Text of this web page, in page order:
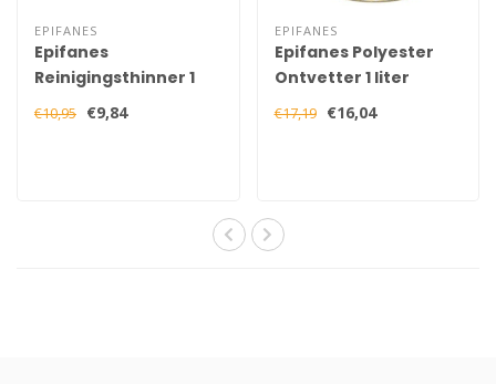
EPIFANES
Epifanes
Reinigingsthinner 1
liter
€10,95 €9,84
EPIFANES
Epifanes Polyester
Ontvetter 1 liter
€17,19 €16,04